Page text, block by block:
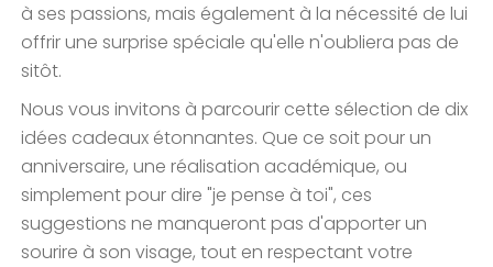
à ses passions, mais également à la nécessité de lui
offrir une surprise spéciale qu'elle n'oubliera pas de
sitôt.
Nous vous invitons à parcourir cette sélection de dix
idées cadeaux étonnantes. Que ce soit pour un
anniversaire, une réalisation académique, ou
simplement pour dire "je pense à toi", ces
suggestions ne manqueront pas d'apporter un
sourire à son visage, tout en respectant votre